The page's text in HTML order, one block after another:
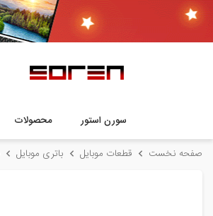
سورن استور محصولات
صفحه نخست قطعات موبایل باتری موبایل